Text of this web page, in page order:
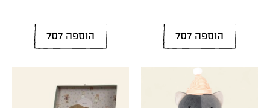
הוספה לסל הוספה לסל